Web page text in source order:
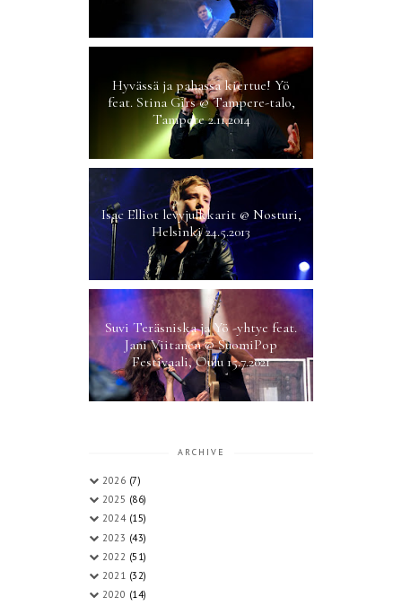
Hyvässä ja pahassa kiertue! Yö
feat. Stina Girs @ Tampere-talo,
Tampere 2.11.2014
Isac Elliot levyjulkkarit @ Nosturi,
Helsinki 24.5.2013
Suvi Teräsniska ja Yö -yhtye feat.
Jani Viitanen @ SuomiPop
Festivaali, Oulu 15.7.2021
ARCHIVE
2026 (7)
2025 (86)
2024 (15)
2023 (43)
2022 (51)
2021 (32)
2020 (14)